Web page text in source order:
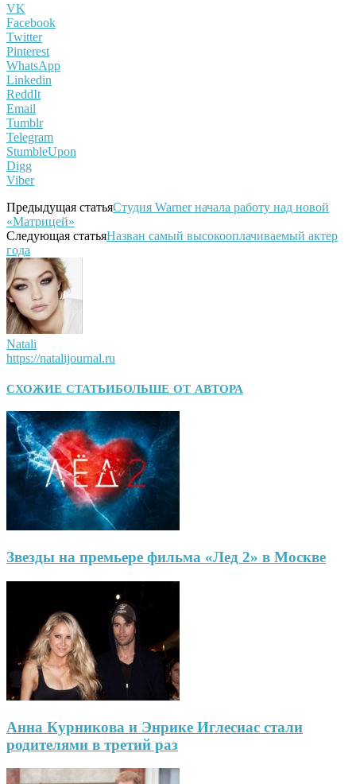
VK
Facebook
Twitter
Pinterest
WhatsApp
Linkedin
ReddIt
Email
Tumblr
Telegram
StumbleUpon
Digg
Viber
Предыдущая статьяСтудия Warner начала работу над новой
«Матрицей»
Следующая статьяНазван самый высокооплачиваемый актер
года
Natali
https://natalijournal.ru
СХОЖИЕ СТАТЬИБОЛЬШЕ ОТ АВТОРА
Звезды на премьере фильма «Лед 2» в Москве
Анна Курникова и Энрике Иглесиас стали
родителями в третий раз